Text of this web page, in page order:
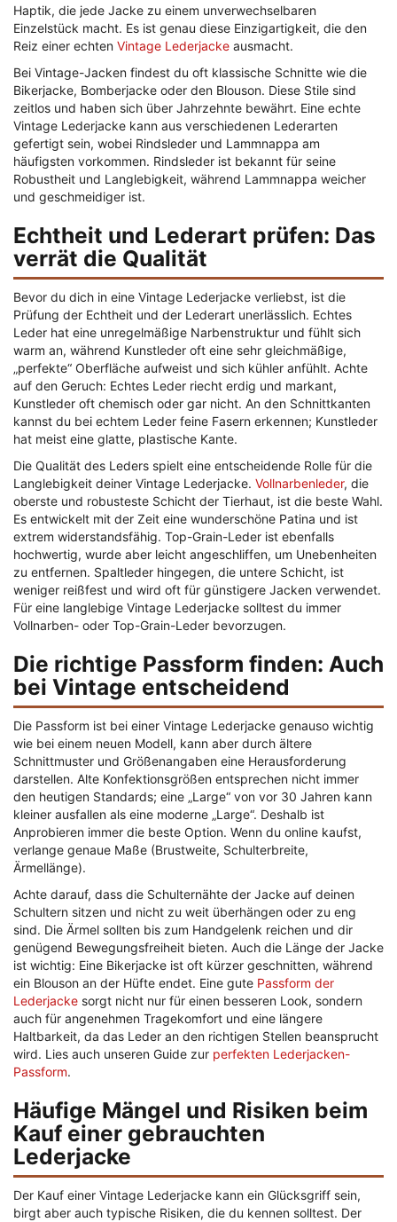
Haptik, die jede Jacke zu einem unverwechselbaren
Einzelstück macht. Es ist genau diese Einzigartigkeit, die den
Reiz einer echten Vintage Lederjacke ausmacht.
Bei Vintage-Jacken findest du oft klassische Schnitte wie die
Bikerjacke, Bomberjacke oder den Blouson. Diese Stile sind
zeitlos und haben sich über Jahrzehnte bewährt. Eine echte
Vintage Lederjacke kann aus verschiedenen Lederarten
gefertigt sein, wobei Rindsleder und Lammnappa am
häufigsten vorkommen. Rindsleder ist bekannt für seine
Robustheit und Langlebigkeit, während Lammnappa weicher
und geschmeidiger ist.
Echtheit und Lederart prüfen: Das
verrät die Qualität
Bevor du dich in eine Vintage Lederjacke verliebst, ist die
Prüfung der Echtheit und der Lederart unerlässlich. Echtes
Leder hat eine unregelmäßige Narbenstruktur und fühlt sich
warm an, während Kunstleder oft eine sehr gleichmäßige,
„perfekte“ Oberfläche aufweist und sich kühler anfühlt. Achte
auf den Geruch: Echtes Leder riecht erdig und markant,
Kunstleder oft chemisch oder gar nicht. An den Schnittkanten
kannst du bei echtem Leder feine Fasern erkennen; Kunstleder
hat meist eine glatte, plastische Kante.
Die Qualität des Leders spielt eine entscheidende Rolle für die
Langlebigkeit deiner Vintage Lederjacke. Vollnarbenleder, die
oberste und robusteste Schicht der Tierhaut, ist die beste Wahl.
Es entwickelt mit der Zeit eine wunderschöne Patina und ist
extrem widerstandsfähig. Top-Grain-Leder ist ebenfalls
hochwertig, wurde aber leicht angeschliffen, um Unebenheiten
zu entfernen. Spaltleder hingegen, die untere Schicht, ist
weniger reißfest und wird oft für günstigere Jacken verwendet.
Für eine langlebige Vintage Lederjacke solltest du immer
Vollnarben- oder Top-Grain-Leder bevorzugen.
Die richtige Passform finden: Auch
bei Vintage entscheidend
Die Passform ist bei einer Vintage Lederjacke genauso wichtig
wie bei einem neuen Modell, kann aber durch ältere
Schnittmuster und Größenangaben eine Herausforderung
darstellen. Alte Konfektionsgrößen entsprechen nicht immer
den heutigen Standards; eine „Large“ von vor 30 Jahren kann
kleiner ausfallen als eine moderne „Large“. Deshalb ist
Anprobieren immer die beste Option. Wenn du online kaufst,
verlange genaue Maße (Brustweite, Schulterbreite,
Ärmellänge).
Achte darauf, dass die Schulternähte der Jacke auf deinen
Schultern sitzen und nicht zu weit überhängen oder zu eng
sind. Die Ärmel sollten bis zum Handgelenk reichen und dir
genügend Bewegungsfreiheit bieten. Auch die Länge der Jacke
ist wichtig: Eine Bikerjacke ist oft kürzer geschnitten, während
ein Blouson an der Hüfte endet. Eine gute Passform der
Lederjacke sorgt nicht nur für einen besseren Look, sondern
auch für angenehmen Tragekomfort und eine längere
Haltbarkeit, da das Leder an den richtigen Stellen beansprucht
wird. Lies auch unseren Guide zur perfekten Lederjacken-
Passform.
Häufige Mängel und Risiken beim
Kauf einer gebrauchten
Lederjacke
Der Kauf einer Vintage Lederjacke kann ein Glücksgriff sein,
birgt aber auch typische Risiken, die du kennen solltest. Der